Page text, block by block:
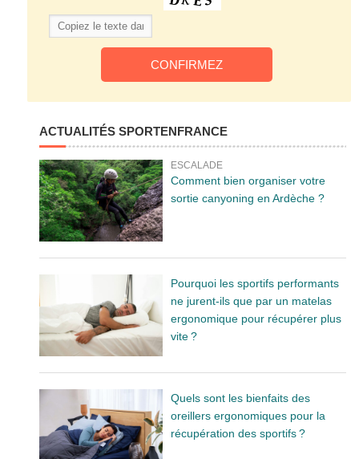
ACTUALITÉS SPORTENFRANCE
ESCALADE
Comment bien organiser votre
sortie canyoning en Ardèche ?
Pourquoi les sportifs performants
ne jurent-ils que par un matelas
ergonomique pour récupérer plus
vite ?
Quels sont les bienfaits des
oreillers ergonomiques pour la
récupération des sportifs ?